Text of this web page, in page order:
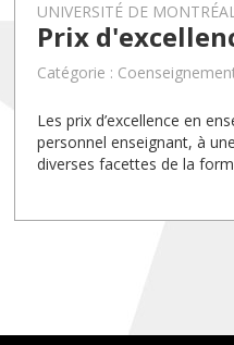
UNIVERSITÉ DE
Prix
Catégorie :
Les prix d’excellence en
personnel enseignant, à
diverses facettes de la